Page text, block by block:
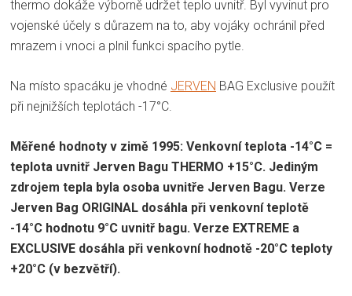
thermo dokáže výborně udržet teplo uvnitř. Byl vyvinut pro
vojenské účely s důrazem na to, aby vojáky ochránil před
mrazem i vnoci a plnil funkci spacího pytle.
Na místo spacáku je vhodné JERVEN BAG Exclusive použít
při nejnižších teplotách -17°C.
Měřené hodnoty v zimě 1995: Venkovní teplota -14°C =
teplota uvnitř Jerven Bagu THERMO +15°C. Jediným
zdrojem tepla byla osoba uvnitře Jerven Bagu. Verze
Jerven Bag ORIGINAL dosáhla při venkovní teplotě
-14°C hodnotu 9°C uvnitř bagu. Verze EXTREME a
EXCLUSIVE dosáhla při venkovní hodnotě -20°C teploty
+20°C (v bezvětří).